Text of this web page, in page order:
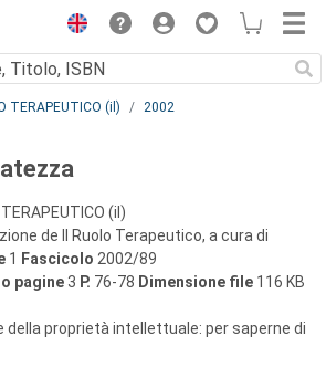
TERAPEUTICO (il)
2002
TERAPEUTICO (il)
de Il Ruolo Terapeutico, a cura di
1 Fascicolo 2002/89
pagine 3 P. 76-78 Dimensione file 116 KB
della proprietà intellettuale: per saperne di